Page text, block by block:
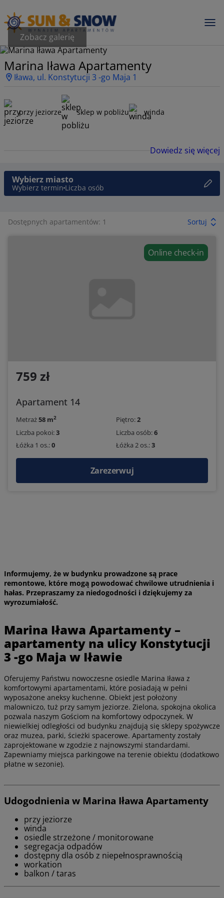
Zobacz galerię
Marina Iława Apartamenty
Iława, ul. Konstytucji 3 -go Maja 1
przy jeziorze sklep w pobliżu winda
Dowiedz się więcej
Wybierz miasto
Wybierz termin Liczba osób
Dostępnych apartamentów: 1 Sortuj
Online check-in
759 zł
Apartament 14
Metraż58 m2 Piętro:2
Liczba pokoi:3 Liczba osób:6
Łóżka 1 os.:0 Łóżka 2 os.:3
Zarezerwuj
Informujemy, że w budynku prowadzone są prace
remontowe, które mogą powodować chwilowe utrudnienia i
hałas. Przepraszamy za niedogodności i dziękujemy za
wyrozumiałość.
Marina Iława Apartamenty –
apartamenty na ulicy Konstytucji
3 -go Maja w Iławie
Oferujemy Państwu nowoczesne osiedle Marina Iława z
komfortowymi apartamentami, które posiadają w pełni
wyposażone aneksy kuchenne. Obiekt jest położony
malowniczo, tuż przy samym jeziorze. Zielona, spokojna okolica
pozwala naszym Gościom na komfortowy odpoczynek. W
niewielkiej odległości od budynku znajdują się sklepy spożywcze
oraz muzea, parki, ścieżki spacerowe. Apartamenty zostały
zaprojektowane w zgodzie z najnowszymi standardami.
Zapewniamy miejsca parkingowe na terenie obiektu (dodatkowo
płatne w sezonie).
Udogodnienia w Marina Iława Apartamenty
przy jeziorze
winda
osiedle strzeżone / monitorowane
segregacja odpadów
dostępny dla osób z niepełnosprawnością
workation
balkon / taras